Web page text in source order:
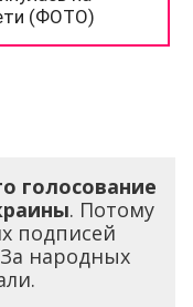
голосование
. Потому
подписей
народных